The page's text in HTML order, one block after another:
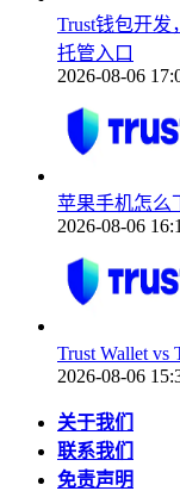
Trust钱包开发
托管入口
2026-08-06
苹果手机怎么
2026-08-06
Trust Wallet
2026-08-06
关于我们
联系我们
免责声明